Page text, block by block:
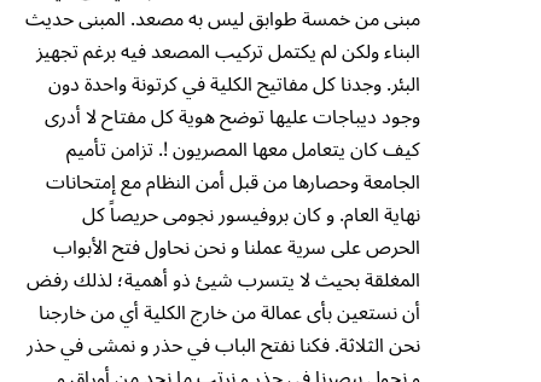
مبنى من خمسة طوابق ليس به مصعد. المبنى حديث
البناء ولكن لم يكتمل تركيب المصعد فيه برغم تجهيز
البئر. وجدنا كل مفاتيح الكلية في كرتونة واحدة دون
وجود ديباجات عليها توضح هوية كل مفتاح لا أدرى
كيف كان يتعامل معها المصريون !. تزامن تأميم
الجامعة وحصارها من قبل أمن النظام مع إمتحانات
نهاية العام. و كان بروفيسور نجومى حريصاً كل
الحرص على سرية عملنا و نحن نحاول فتح الأبواب
المغلقة بحيث لا يتسرب شيئ ذو أهمية؛ لذلك رفض
أن نستعين بأى عمالة من خارج الكلية أي من خارجنا
نحن الثلاثة. فكنا نفتح الباب في حذر و نمشى في حذر